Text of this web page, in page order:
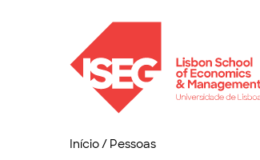
Início/ Pessoas